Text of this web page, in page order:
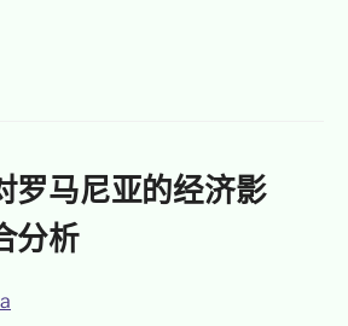
罗马尼亚的经济影
分析